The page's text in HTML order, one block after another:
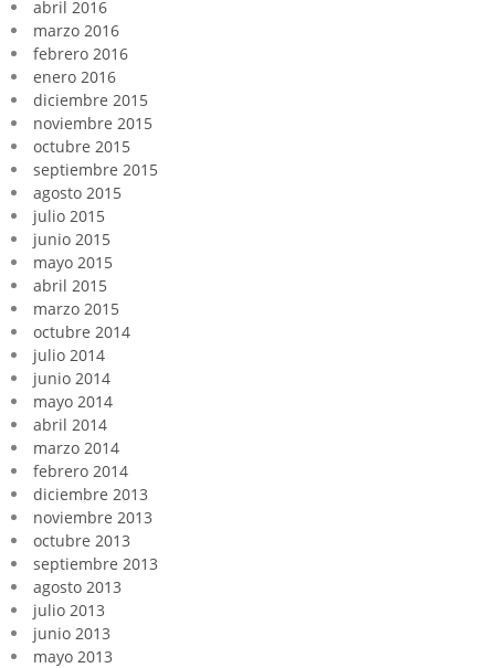
abril 2016
marzo 2016
febrero 2016
enero 2016
diciembre 2015
noviembre 2015
octubre 2015
septiembre 2015
agosto 2015
julio 2015
junio 2015
mayo 2015
abril 2015
marzo 2015
octubre 2014
julio 2014
junio 2014
mayo 2014
abril 2014
marzo 2014
febrero 2014
diciembre 2013
noviembre 2013
octubre 2013
septiembre 2013
agosto 2013
julio 2013
junio 2013
mayo 2013